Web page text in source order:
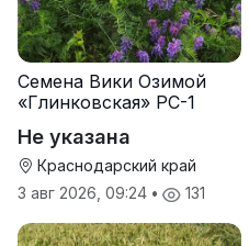
Семена Вики Озимой
«Глинковская» РС-1
Не указана
Краснодарский край
3 авг 2026, 09:24 • 131